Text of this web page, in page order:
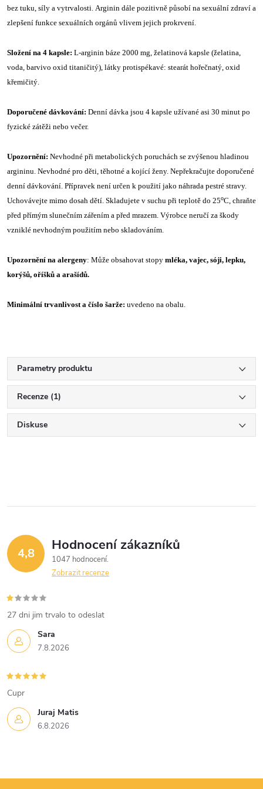
bez tuku, síly a vytrvalosti. Arginin dále pozitivně působí na sexuální zdraví a
zlepšení funkce sexuálních orgánů vlivem jejich prokrvení.
Složení na 4 kapsle: L-arginin báze 2000 mg, želatinová kapsle (želatina,
voda, barvivo oxid titaničitý), látky protispékavé: stearát hořečnatý, oxid
křemičitý.
Doporučené dávkování: Denní dávka jsou 4 kapsle užívané asi 30 minut po
fyzické zátěži nebo večer.
Upozornění: Nevhodné při metabolických poruchách se zvýšenou hladinou
argininu. Nevhodné pro děti, těhotné a kojící ženy. Nepřekračujte doporučené
denní dávkování. Přípravek není určen k použití jako náhrada pestré stravy.
Uchovávejte mimo dosah dětí. Skladujete v suchu při teplotě do 25oC, chraňte
před přímým slunečním zářením a před mrazem. Výrobce neručí za škody
vzniklé nevhodným použitím nebo skladováním.
Upozornění na alergeny: Může obsahovat stopy mléka, vajec, sóji, lepku,
korýšů, oříšků a arašídů.
Minimální trvanlivost a číslo šarže: uvedeno na obalu.
Parametry produktu
Recenze (1)
Diskuse
4,8 Hodnocení zákazníků
1047 hodnocení
Zobrazit recenze
Sara
7.8.2026
27 dni jim trvalo to odeslat
Juraj Matis
6.8.2026
Cupr